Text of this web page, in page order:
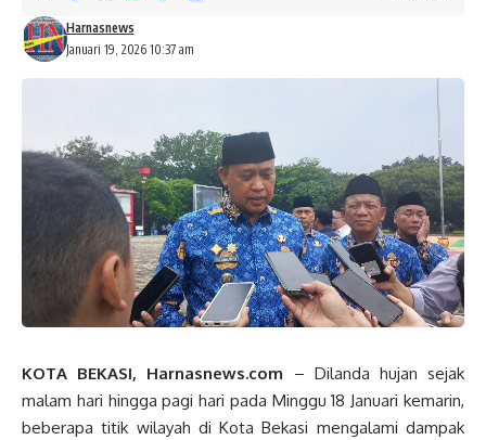
Januari 19, 2026 10:37 am
Harnasnews
KOTA BEKASI, Harnasnews.com – Dilanda hujan sejak
malam hari hingga pagi hari pada Minggu 18 Januari kemarin,
beberapa titik wilayah di Kota Bekasi mengalami dampak